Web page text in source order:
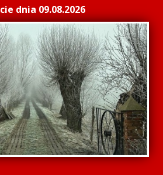
dnia 09.08.2026